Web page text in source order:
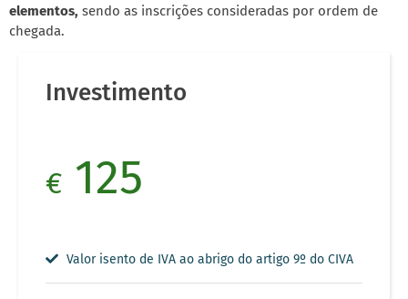
elementos, sendo as inscrições consideradas por ordem de
chegada.
Investimento
€ 125
Valor isento de IVA ao abrigo do artigo 9º do CIVA